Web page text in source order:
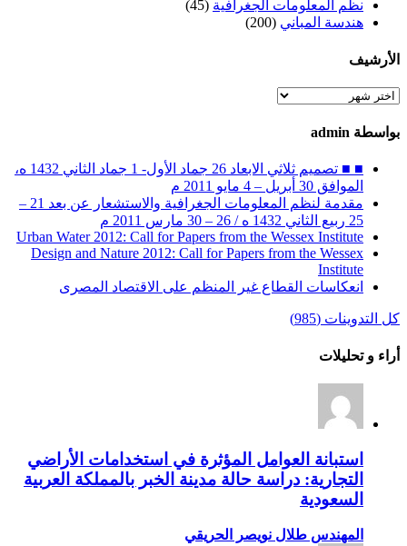
نظم المعلومات الجغرافية (45)
هندسة المباني (200)
الأرشيف
الأرشيف
بواسطة admin
■ ■ تصميم ثلاثي الابعاد 26 جماد الأول- 1 جماد الثاني 1432 ه،
الموافق 30 أبريل – 4 مايو 2011 م
مقدمة لنظم المعلومات الجغرافية والاستشعار عن بعد 21 –
25 ربيع الثاني 1432 ه / 26 – 30 مارس 2011 م
Urban Water 2012: Call for Papers from the Wessex Institute
Design and Nature 2012: Call for Papers from the Wessex
Institute‏
انعكاسات القطاع غير المنظم على الاقتصاد المصرى
كل التدوينات (985)
أراء و تحليلات
استبانة العوامل المؤثرة في استخدامات الأراضي
التجارية: دراسة حالة مدينة الخبر بالمملكة العربية
السعودية
المهندس طلال نويصر الحريقي